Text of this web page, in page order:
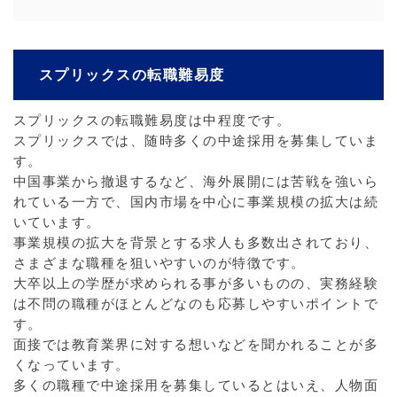
スプリックスの転職難易度
スプリックスの転職難易度は中程度です。
スプリックスでは、随時多くの中途採用を募集していま
す。
中国事業から撤退するなど、海外展開には苦戦を強いら
れている一方で、国内市場を中心に事業規模の拡大は続
いています。
事業規模の拡大を背景とする求人も多数出されており、
さまざまな職種を狙いやすいのが特徴です。
大卒以上の学歴が求められる事が多いものの、実務経験
は不問の職種がほとんどなのも応募しやすいポイントで
す。
面接では教育業界に対する想いなどを聞かれることが多
くなっています。
多くの職種で中途採用を募集しているとはいえ、人物面